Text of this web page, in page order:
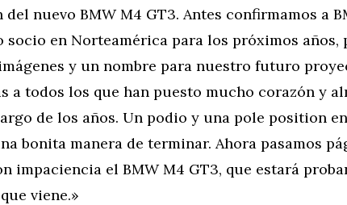
nuevo BMW M4 GT3. Antes confirmamos a
socio en Norteamérica para los próximos años,
y un nombre para nuestro futuro
a todos los que han puesto mucho corazón y
de los años. Un podio y una pole position
bonita manera de terminar. Ahora pasamos
impaciencia el BMW M4 GT3, que estará
viene.»